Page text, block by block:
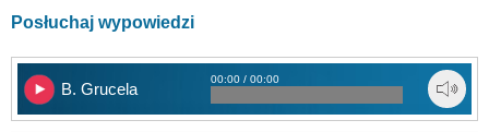
Posłuchaj wypowiedzi
B. Grucela
00:00 / 00:00